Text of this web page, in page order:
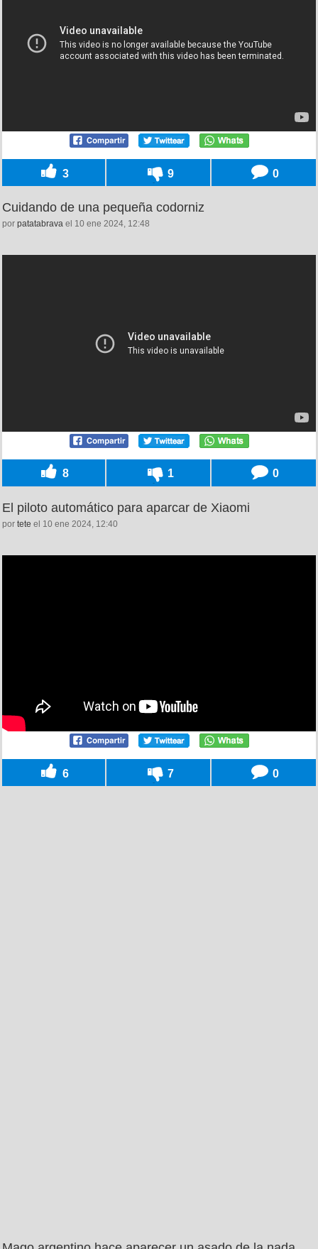
3 9 0
Cuidando de una pequeña codorniz
por patatabrava el 10 ene 2024, 12:48
8 1 0
El piloto automático para aparcar de Xiaomi
por tete el 10 ene 2024, 12:40
6 7 0